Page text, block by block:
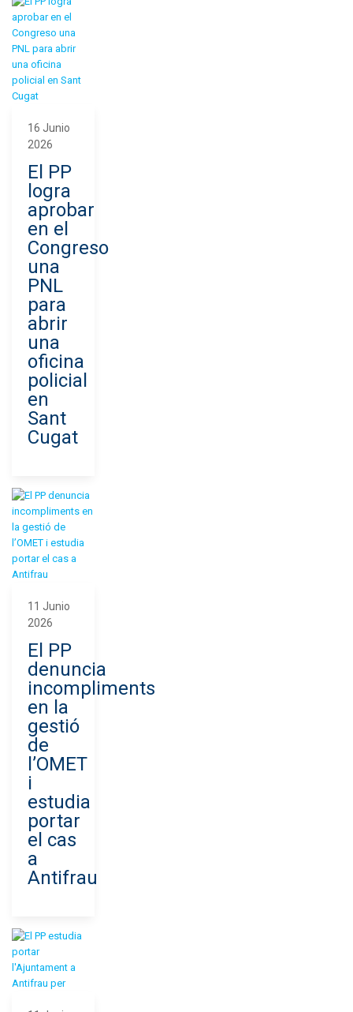
16 Junio
2026
El PP
logra
aprobar
en el
Congreso
una
PNL
para
abrir
una
oficina
policial
en
Sant
Cugat
11 Junio
2026
El PP
denuncia
incompliments
en la
gestió
de
l’OMET
i
estudia
portar
el cas
a
Antifrau